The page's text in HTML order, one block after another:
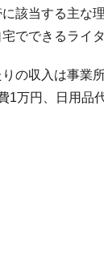
該当する主な
でできるライ
の収入は事業
1万円、日用品